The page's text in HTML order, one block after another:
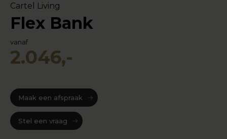
Cartel Living
Flex Bank
vanaf
2.046,-
Maak een afspraak
Stel een vraag